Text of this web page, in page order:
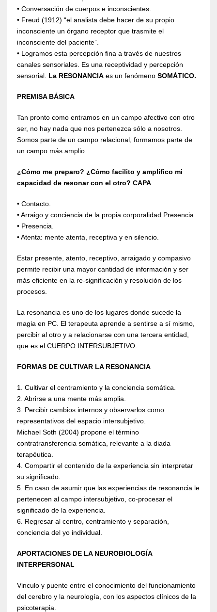
• Conversación de cuerpos e inconscientes.
• Freud (1912) “el analista debe hacer de su propio
inconsciente un órgano receptor que trasmite el
inconsciente del paciente”.
• Logramos esta percepción fina a través de nuestros
canales sensoriales. Es una receptividad y percepción
sensorial. La RESONANCIA es un fenómeno SOMÁTICO.
PREMISA BÁSICA
Tan pronto como entramos en un campo afectivo con otro
ser, no hay nada que nos pertenezca sólo a nosotros.
Somos parte de un campo relacional, formamos parte de
un campo más amplio.
¿Cómo me preparo? ¿Cómo facilito y amplifico mi
capacidad de resonar con el otro? CAPA
• Contacto.
• Arraigo y conciencia de la propia corporalidad Presencia.
• Presencia.
• Atenta: mente atenta, receptiva y en silencio.
Estar presente, atento, receptivo, arraigado y compasivo
permite recibir una mayor cantidad de información y ser
más eficiente en la re-significación y resolución de los
procesos.
La resonancia es uno de los lugares donde sucede la
magia en PC. El terapeuta aprende a sentirse a sí mismo,
percibir al otro y a relacionarse con una tercera entidad,
que es el CUERPO INTERSUBJETIVO.
FORMAS DE CULTIVAR LA RESONANCIA
1. Cultivar el centramiento y la conciencia somática.
2. Abrirse a una mente más amplia.
3. Percibir cambios internos y observarlos como
representativos del espacio intersubjetivo.
Michael Soth (2004) propone el término
contratransferencia somática, relevante a la diada
terapéutica.
4. Compartir el contenido de la experiencia sin interpretar
su significado.
5. En caso de asumir que las experiencias de resonancia le
pertenecen al campo intersubjetivo, co-procesar el
significado de la experiencia.
6. Regresar al centro, centramiento y separación,
conciencia del yo individual.
APORTACIONES DE LA NEUROBIOLOGÍA
INTERPERSONAL
Vinculo y puente entre el conocimiento del funcionamiento
del cerebro y la neurología, con los aspectos clínicos de la
psicoterapia.